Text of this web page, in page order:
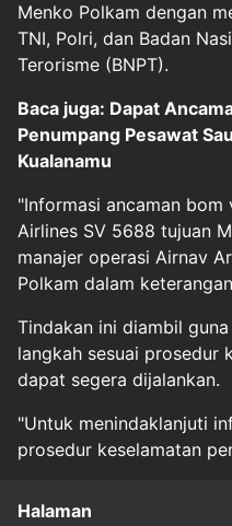
Menko Polkam dengan
TNI, Polri, dan Badan
Terorisme (BNPT).
Baca juga: Dapat
Penumpang Pesawat
Kualanamu
"Informasi ancaman bom
Airlines SV 5688 tujuan
manajer operasi Airnav
Polkam dalam
Tindakan ini diambil
langkah sesuai prosedur
dapat segera dijalankan.
"Untuk menindaklanjuti
prosedur keselamatan
Halaman